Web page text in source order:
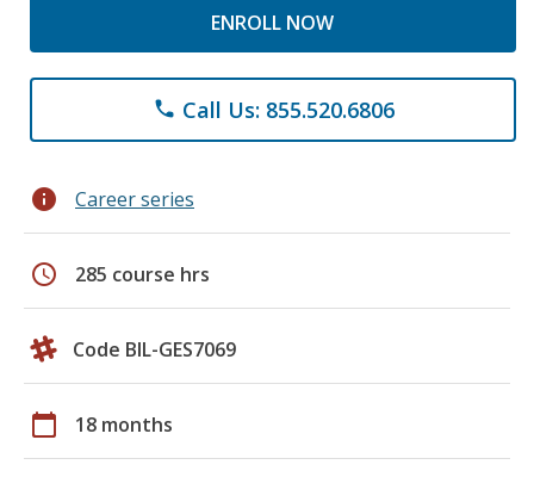
ENROLL NOW
phone Call Us: 855.520.6806
info Career series
schedule 285 course hrs
Code BIL-GES7069
calendar_today 18 months